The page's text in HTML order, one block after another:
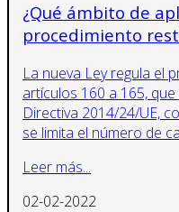
¿Qué ámbito de
procedimiento
La nueva Ley regula el
artículos 160 a 165,
Directiva 2014/24/UE,
se limita el número de
Leer más...
02-02-2022